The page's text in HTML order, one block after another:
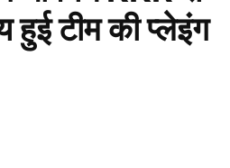
हुई टीम की प्लेइंग